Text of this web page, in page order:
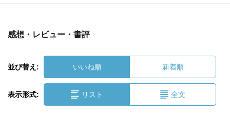
感想・レビュー・書評
並び替え: いいね順 新着順
表示形式: リスト 全文